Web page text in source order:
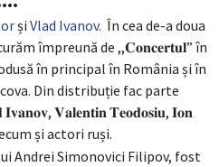
și Vlad Ivanov. În cea de-a doua
împreună de ,,𝐂𝐨𝐧𝐜𝐞𝐫𝐭𝐮𝐥” în
în principal în România și în
Din distribuție fac parte
𝐕𝐚𝐥𝐞𝐧𝐭𝐢𝐧 𝐓𝐞𝐨𝐝𝐨𝐬𝐢𝐮, 𝐈𝐨𝐧
și actori ruși.
Andrei Simonovici Filipov, fost